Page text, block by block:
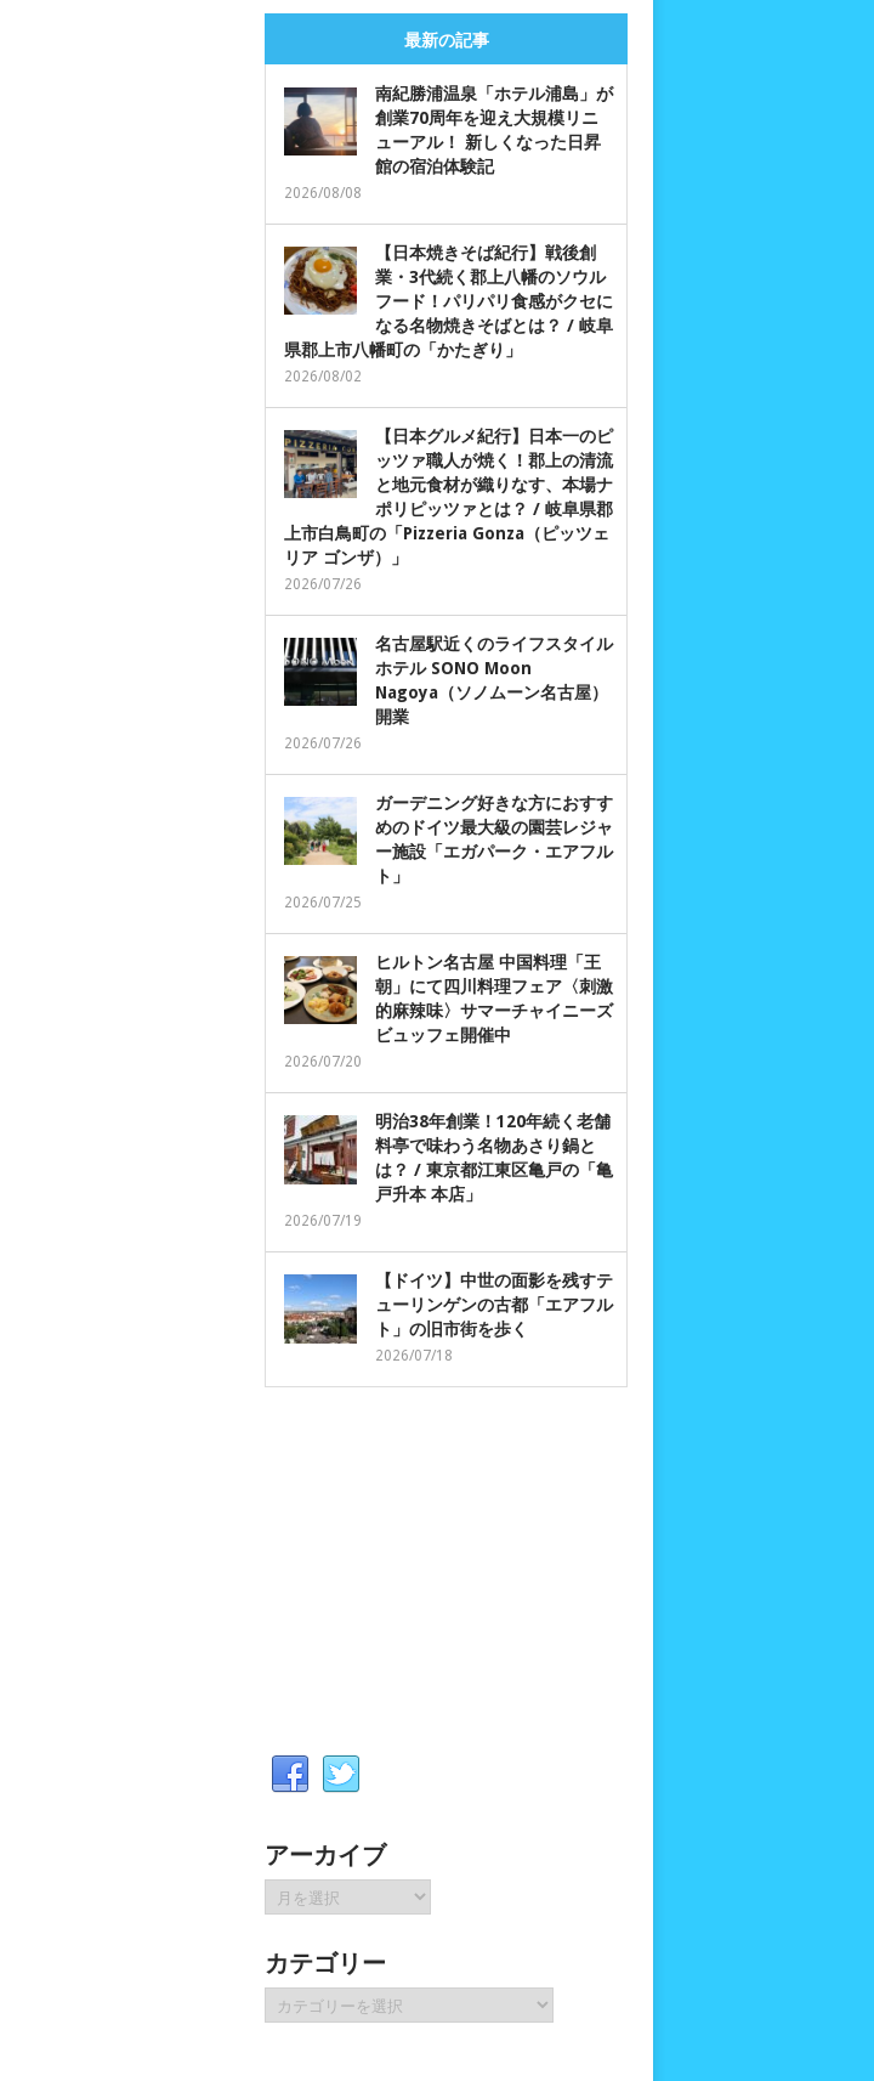
最新の記事
南紀勝浦温泉「ホテル浦島」が
創業70周年を迎え大規模リニ
ューアル！ 新しくなった日昇
館の宿泊体験記
2026/08/08
【日本焼きそば紀行】戦後創
業・3代続く郡上八幡のソウル
フード！パリパリ食感がクセに
なる名物焼きそばとは？ / 岐阜
県郡上市八幡町の「かたぎり」
2026/08/02
【日本グルメ紀行】日本一のピ
ッツァ職人が焼く！郡上の清流
と地元食材が織りなす、本場ナ
ポリピッツァとは？ / 岐阜県郡
上市白鳥町の「Pizzeria Gonza（ピッツェ
リア ゴンザ）」
2026/07/26
名古屋駅近くのライフスタイル
ホテル SONO Moon
Nagoya（ソノムーン名古屋）
開業
2026/07/26
ガーデニング好きな方におすす
めのドイツ最大級の園芸レジャ
ー施設「エガパーク・エアフル
ト」
2026/07/25
ヒルトン名古屋 中国料理「王
朝」にて四川料理フェア〈刺激
的麻辣味〉サマーチャイニーズ
ビュッフェ開催中
2026/07/20
明治38年創業！120年続く老舗
料亭で味わう名物あさり鍋と
は？ / 東京都江東区亀戸の「亀
戸升本 本店」
2026/07/19
【ドイツ】中世の面影を残すテ
ューリンゲンの古都「エアフル
ト」の旧市街を歩く
2026/07/18
アーカイブ
ア
ー
イ
ブ
カテゴリー
テ